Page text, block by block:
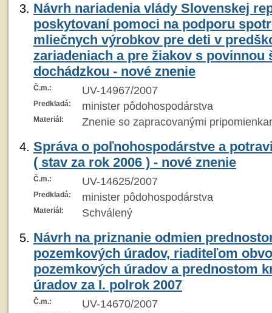
Návrh nariadenia vlády Slovenskej
poskytovaní pomoci na podporu
mliečnych výrobkov pre deti v
zariadeniach a pre žiakov s povinnou
dochádzkou - nové znenie
Č.m.: UV-14967/2007
Predkladá: minister pôdohospodárstva
Materiál: Znenie so zapracovanými
Správa o poľnohospodárstve a
( stav za rok 2006 ) - nové znenie
Č.m.: UV-14625/2007
Predkladá: minister pôdohospodárstva
Materiál: Schválený
Návrh na priznanie odmien
pozemkových úradov, riaditeľom
pozemkových úradov a prednostom
úradov za I. polrok 2007
Č.m.: UV-14670/2007